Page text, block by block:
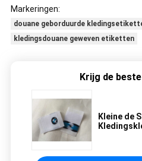
Markeringen:
douane geborduurde
kledingsdouane geweven etiketten
Krijg de
Kleine de